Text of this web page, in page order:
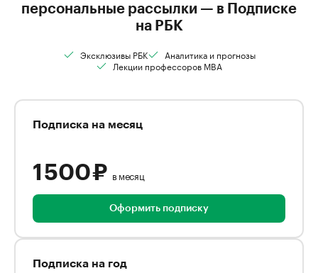
персональные рассылки — в Подписке
на РБК
Эксклюзивы РБК
Аналитика и прогнозы
Лекции профессоров MBA
Подписка на месяц
1 500 ₽ в месяц
Оформить подписку
Подписка на год